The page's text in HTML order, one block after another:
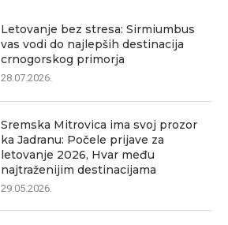
Letovanje bez stresa: Sirmiumbus
vas vodi do najlepših destinacija
crnogorskog primorja
28.07.2026.
Sremska Mitrovica ima svoj prozor
ka Jadranu: Počele prijave za
letovanje 2026, Hvar među
najtraženijim destinacijama
29.05.2026.